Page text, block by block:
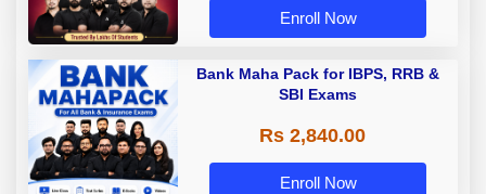
Enroll Now
Bank Maha Pack for IBPS, RRB &
SBI Exams
Rs 2,840.00
Enroll Now